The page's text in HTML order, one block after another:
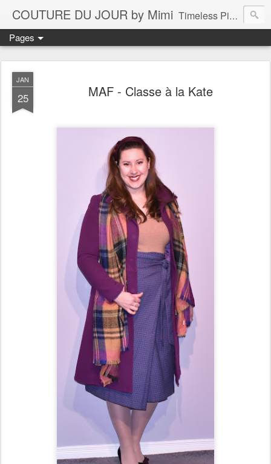
COUTURE DU JOUR by Mimi Timeless Pieces - A Reflection of Lasting Fashion
Pages
JAN
25 MAF - Classe à la Kate